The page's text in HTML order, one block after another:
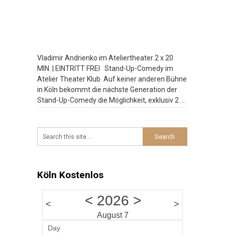
Vladimir Andrienko im Ateliertheater 2 x 20
MIN. | EINTRITT FREI Stand-Up-Comedy im
Atelier Theater Klub. Auf keiner anderen Bühne
in Köln bekommt die nächste Generation der
Stand-Up-Comedy die Möglichkeit, exklusiv 2 x
Köln Kostenlos
< < 2026 >
August 7
>
Day